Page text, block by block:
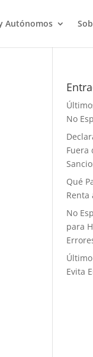
Autónomos
No
Fuera
Qué
Renta
No
para
Evita